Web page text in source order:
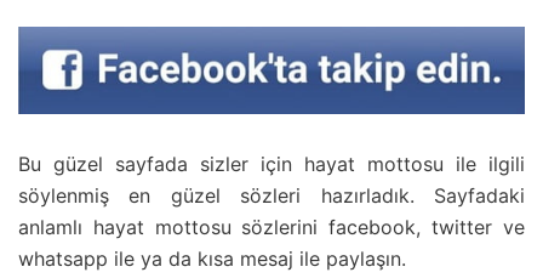
Bu güzel sayfada sizler için hayat mottosu ile ilgili
söylenmiş en güzel sözleri hazırladık. Sayfadaki
anlamlı hayat mottosu sözlerini facebook, twitter ve
whatsapp ile ya da kısa mesaj ile paylaşın.